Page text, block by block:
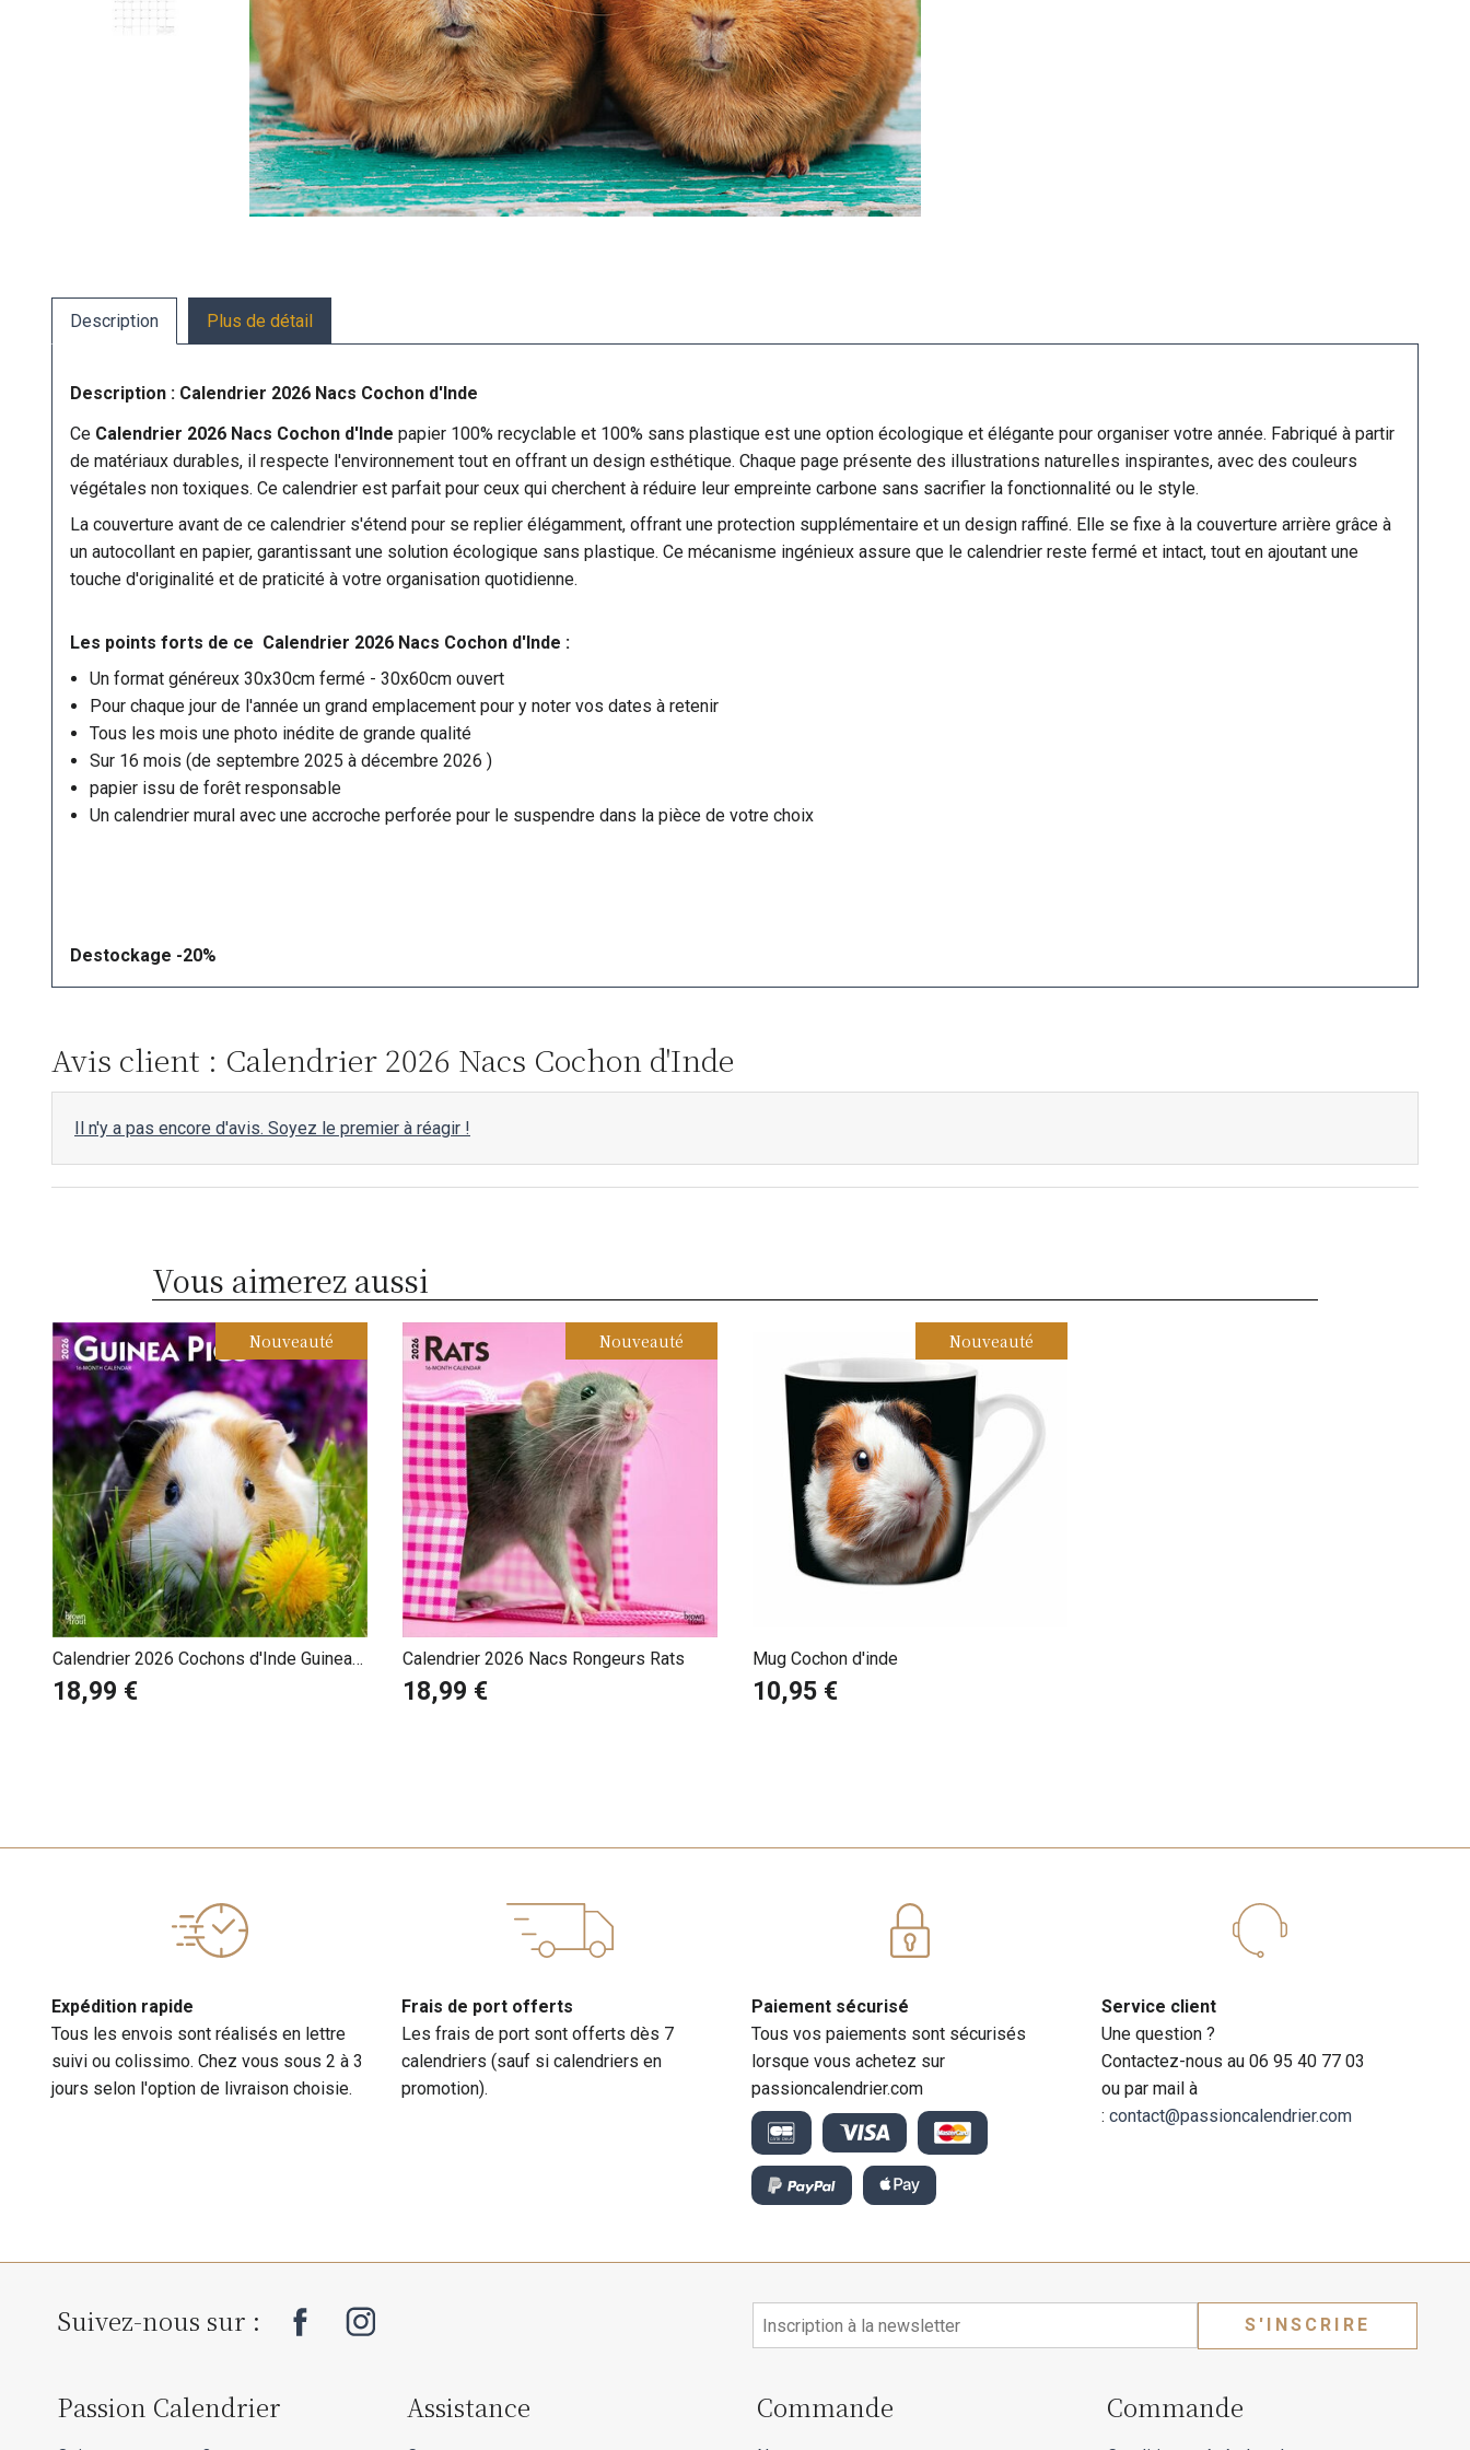
Description Plus de détail
Description : Calendrier 2026 Nacs Cochon d'Inde
Ce Calendrier 2026 Nacs Cochon d'Inde papier 100% recyclable et 100% sans plastique est une option écologique et élégante pour organiser votre année. Fabriqué à partir
de matériaux durables, il respecte l'environnement tout en offrant un design esthétique. Chaque page présente des illustrations naturelles inspirantes, avec des couleurs
végétales non toxiques. Ce calendrier est parfait pour ceux qui cherchent à réduire leur empreinte carbone sans sacrifier la fonctionnalité ou le style.
La couverture avant de ce calendrier s'étend pour se replier élégamment, offrant une protection supplémentaire et un design raffiné. Elle se fixe à la couverture arrière grâce à
un autocollant en papier, garantissant une solution écologique sans plastique. Ce mécanisme ingénieux assure que le calendrier reste fermé et intact, tout en ajoutant une
touche d'originalité et de praticité à votre organisation quotidienne.
Les points forts de ce Calendrier 2026 Nacs Cochon d'Inde :
Un format généreux 30x30cm fermé - 30x60cm ouvert
Pour chaque jour de l'année un grand emplacement pour y noter vos dates à retenir
Tous les mois une photo inédite de grande qualité
Sur 16 mois (de septembre 2025 à décembre 2026 )
papier issu de forêt responsable
Un calendrier mural avec une accroche perforée pour le suspendre dans la pièce de votre choix
Destockage -20%
Avis client : Calendrier 2026 Nacs Cochon d'Inde
Il n'y a pas encore d'avis. Soyez le premier à réagir !
Vous aimerez aussi
Nouveauté
Calendrier 2026 Cochons d'Inde Guinea
Pig
18,99 €
Nouveauté
Calendrier 2026 Nacs Rongeurs Rats
18,99 €
Nouveauté
Mug Cochon d'inde
10,95 €
Expédition rapide
Tous les envois sont réalisés en lettre
suivi ou colissimo. Chez vous sous 2 à 3
jours selon l'option de livraison choisie.
Frais de port offerts
Les frais de port sont offerts dès 7
calendriers (sauf si calendriers en
promotion).
Paiement sécurisé
Tous vos paiements sont sécurisés
lorsque vous achetez sur
passioncalendrier.com
Service client
Une question ?
Contactez-nous au 06 95 40 77 03
ou par mail à
: contact@passioncalendrier.com
Suivez-nous sur : S'INSCRIRE
Passion Calendrier Assistance Commande Commande